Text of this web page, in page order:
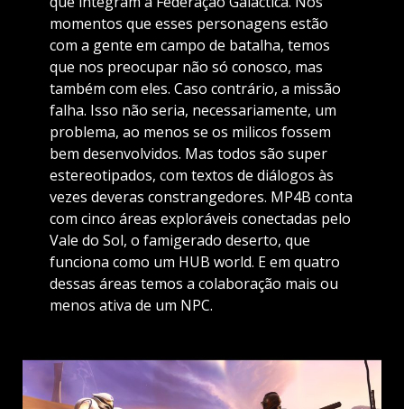
momentos que esses personagens estão
com a gente em campo de batalha, temos
que nos preocupar não só conosco, mas
também com eles. Caso contrário, a missão
falha. Isso não seria, necessariamente, um
problema, ao menos se os milicos fossem
bem desenvolvidos. Mas todos são super
estereotipados, com textos de diálogos às
vezes deveras constrangedores. MP4B conta
com cinco áreas exploráveis conectadas pelo
Vale do Sol, o famigerado deserto, que
funciona como um HUB world. E em quatro
dessas áreas temos a colaboração mais ou
menos ativa de um NPC.